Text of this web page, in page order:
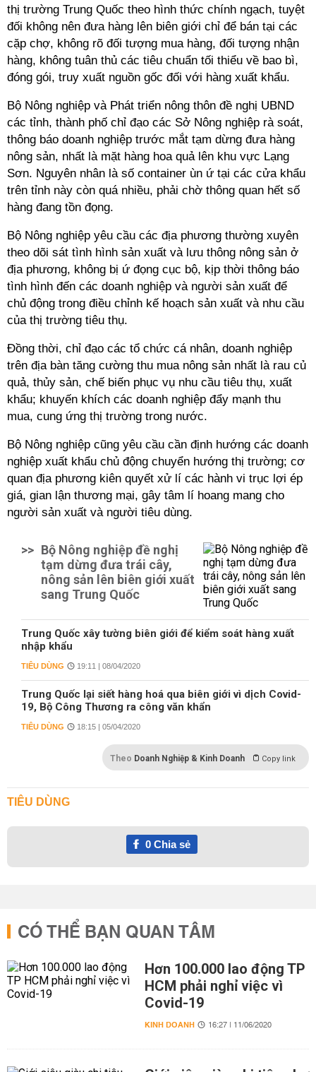
thị trường Trung Quốc theo hình thức chính ngạch, tuyệt
đối không nên đưa hàng lên biên giới chỉ để bán tại các
cặp chợ, không rõ đối tượng mua hàng, đối tượng nhận
hàng, không tuân thủ các tiêu chuẩn tối thiểu về bao bì,
đóng gói, truy xuất nguồn gốc đối với hàng xuất khẩu.
Bộ Nông nghiệp và Phát triển nông thôn đề nghị UBND
các tỉnh, thành phố chỉ đạo các Sở Nông nghiệp rà soát,
thông báo doanh nghiệp trước mắt tạm dừng đưa hàng
nông sản, nhất là mặt hàng hoa quả lên khu vực Lạng
Sơn. Nguyên nhân là số container ùn ứ tại các cửa khẩu
trên tỉnh này còn quá nhiều, phải chờ thông quan hết số
hàng đang tồn đọng.
Bộ Nông nghiệp yêu cầu các địa phương thường xuyên
theo dõi sát tình hình sản xuất và lưu thông nông sản ở
địa phương, không bị ứ đọng cục bộ, kịp thời thông báo
tình hình đến các doanh nghiệp và người sản xuất để
chủ động trong điều chỉnh kế hoạch sản xuất và nhu cầu
của thị trường tiêu thụ.
Đồng thời, chỉ đạo các tổ chức cá nhân, doanh nghiệp
trên địa bàn tăng cường thu mua nông sản nhất là rau củ
quả, thủy sản, chế biến phục vụ nhu cầu tiêu thụ, xuất
khẩu; khuyến khích các doanh nghiệp đẩy mạnh thu
mua, cung ứng thị trường trong nước.
Bộ Nông nghiệp cũng yêu cầu cần định hướng các doanh
nghiệp xuất khẩu chủ động chuyển hướng thị trường; cơ
quan địa phương kiên quyết xử lí các hành vi trục lợi ép
giá, gian lận thương mại, gây tâm lí hoang mang cho
người sản xuất và người tiêu dùng.
>> Bộ Nông nghiệp đề nghị
tạm dừng đưa trái cây,
nông sản lên biên giới xuất
sang Trung Quốc
Trung Quốc xây tường biên giới để kiểm soát hàng xuất
nhập khẩu
TIÊU DÙNG 19:11 | 08/04/2020
Trung Quốc lại siết hàng hoá qua biên giới vì dịch Covid-
19, Bộ Công Thương ra công văn khẩn
TIÊU DÙNG 18:15 | 05/04/2020
Theo Doanh Nghiệp & Kinh Doanh Copy link
TIÊU DÙNG
0Chia sẻ
CÓ THỂ BẠN QUAN TÂM
Hơn 100.000 lao động TP
HCM phải nghỉ việc vì
Covid-19
KINH DOANH 16:27 | 11/06/2020